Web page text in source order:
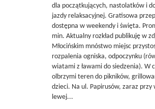
dla początkujących, nastolatków i
jazdy relaksacyjnej. Gratisowa
dostępna w weekendy i święta.
min. Aktualny rozkład publikuję w
Młocińskim mnóstwo miejsc
rozpalenia ogniska, odpoczynku
wiatami z ławami do siedzenia). W
olbrzymi teren do pikników,
dzieci. Na ul. Papirusów, zaraz przy
lewej...